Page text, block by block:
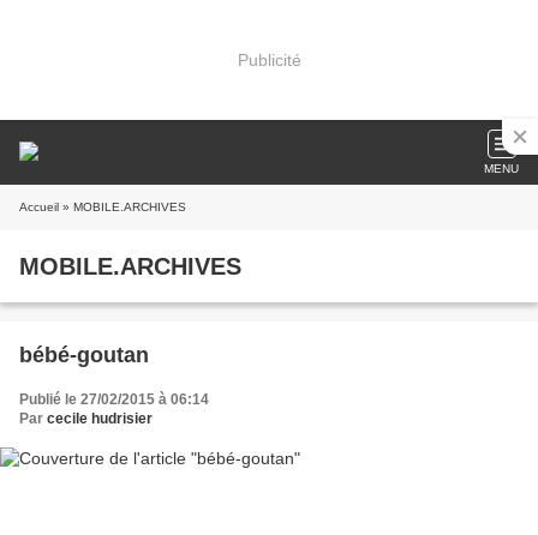
Publicité
MENU
Accueil » MOBILE.ARCHIVES
MOBILE.ARCHIVES
bébé-goutan
Publié le 27/02/2015 à 06:14
Par cecile hudrisier